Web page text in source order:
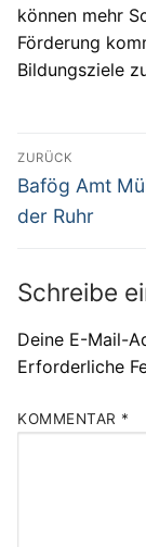
können mehr
Förderung
Bildungsziele
ZURÜCK
Vorheriger
Beitrag:
Bafög Amt
der Ruhr
Schreibe
Deine E-Mail-
Erforderliche
KOMMENTAR *